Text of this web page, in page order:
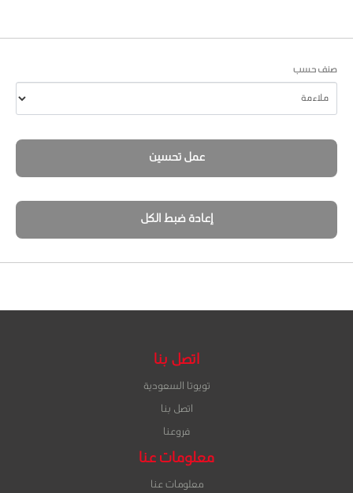
صنف حسب
عمل تحسين
إعادة ضبط الكل
اتصل بنا
تويوتا السعودية
اتصل بنا
فروعنا
معلومات عنا
معلومات عنا